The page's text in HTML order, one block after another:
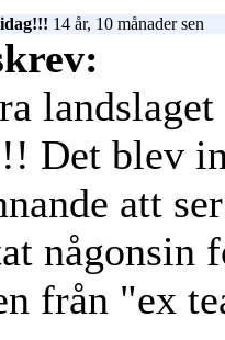
14 år, 10 månader sen
Det blev
att
från "ex